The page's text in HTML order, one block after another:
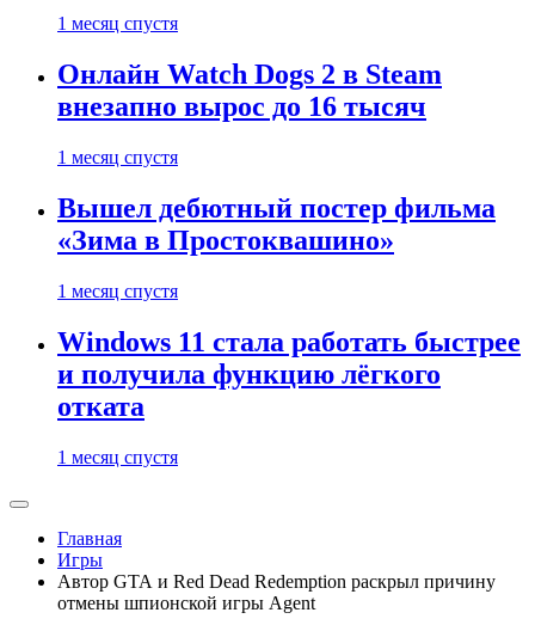
1 месяц спустя
Онлайн Watch Dogs 2 в Steam
внезапно вырос до 16 тысяч
1 месяц спустя
Вышел дебютный постер фильма
«Зима в Простоквашино»
1 месяц спустя
Windows 11 стала работать быстрее
и получила функцию лёгкого
отката
1 месяц спустя
Главная
Игры
Автор GTA и Red Dead Redemption раскрыл причину
отмены шпионской игры Agent